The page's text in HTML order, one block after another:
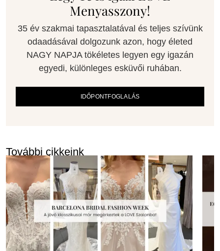
Menyasszony!
35 év szakmai tapasztalatával és teljes szívünk
odaadásával dolgozunk azon, hogy életed
NAGY NAPJA tökéletes legyen egy igazán
egyedi, különleges esküvői ruhában.
IDŐPONTFOGLALÁS
További cikkeink